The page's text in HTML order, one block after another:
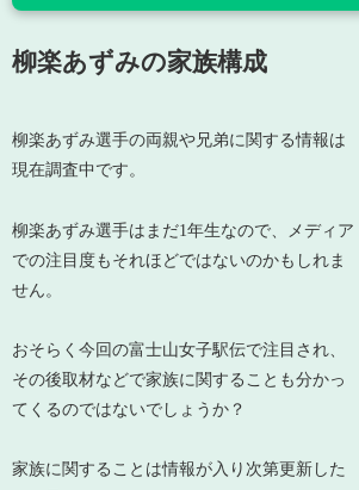
柳楽あずみの家族構成
柳楽あずみ選手の両親や兄弟に関する情報は
現在調査中です。
柳楽あずみ選手はまだ1年生なので、メディア
での注目度もそれほどではないのかもしれま
せん。
おそらく今回の富士山女子駅伝で注目され、
その後取材などで家族に関することも分かっ
てくるのではないでしょうか？
家族に関することは情報が入り次第更新した